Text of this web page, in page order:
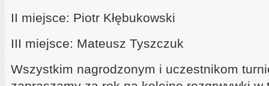
II miejsce: Piotr Kłębukowski
III miejsce: Mateusz Tyszczuk
Wszystkim nagrodzonym i uczestnikom